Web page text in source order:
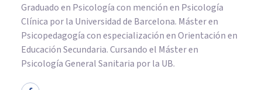
Graduado en Psicología con mención en Psicología
Clínica por la Universidad de Barcelona. Máster en
Psicopedagogía con especialización en Orientación en
Educación Secundaria. Cursando el Máster en
Psicología General Sanitaria por la UB.